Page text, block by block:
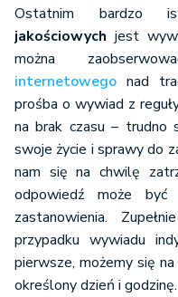
Ostatnim bardzo
jakościowych jest
można
internetowego nad
prośba o wywiad z
na brak czasu – trudno
swoje życie i sprawy do
nam się na chwilę
odpowiedź może
zastanowienia.
przypadku wywiadu
pierwsze, możemy się
określony dzień i